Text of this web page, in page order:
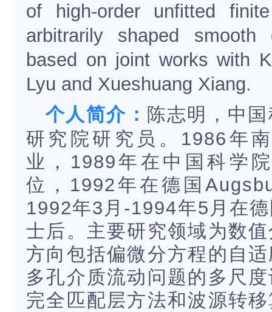
of high-order unfitted
arbitrarily shaped
based on joint works with
Lyu and Xueshuang Xiang.
个人简介： 陈志明，中
研究院研究员。1986年
业，1989年在中国科学
位，1992年在德国
1992年3月-1994年5月在
士后。主要研究领域为数
方向包括偏微分方程的自
多孔介质流动问题的多尺
完全匹配层方法和波源转